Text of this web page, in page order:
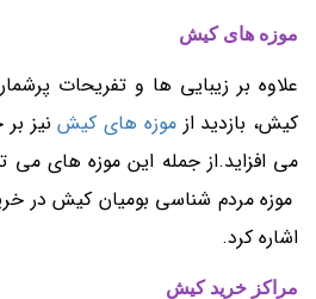
موزه های کیش
علاوه بر زیبایی ها و تفریحات
کیش، بازدید ازموزه های کیشنیز
می افزاید.از جمله این موزه های می
موزه مردم شناسی بومیان کیش در
اشاره کرد.
مراکز خرید کیش